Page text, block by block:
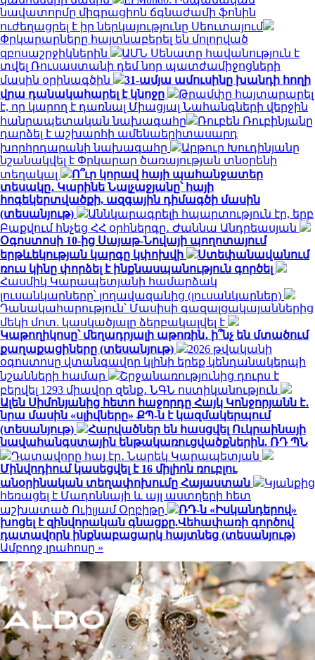
նավատորմը միգրացիոն ճգնաժամի ֆոնին
ուժեղացրել է իր ներկայությունը Սեուտայում
Փրկարարները հայտնաբերել են մոլորված
զբոսաշրջիկներին
ԱՄՆ Սենատը հավանություն է
տվել Ռուսաստանի դեմ նոր պատժամիջոցների
մասին օրինագծին
31-ամյա ամուսինը խանդի հողի
վրա դանակահարել է կնոջը
Թրամփը հայտարարել
է, որ կարող է դառնալ Միացյալ Նահանգների վերջին
հանրապետական ​​նախագահը
Ռուբեն Ռուբինյանը
դարձել է աշխարհի ամենաերիտասարդ
խորհրդարանի նախագահը
Արթուր Խուդինյանը
նշանակվել է Փրկարար ծառայության տնօրենի
տեղակալ
Ո՞ւր կորավ հայի պահանջատեր
տեսակը․ Կարինե Նալչաջյանը՝ հայի
հոգեկերտվածքի, ազգային դիմագծի մասին
(տեսանյութ)
Աննկարագրելի հպարտություն էր, երբ
Բաքվում հնչեց ՀՀ օրհներգը․ Ժաննա Անդրեասյան
Օգոստոսի 10-ից Սայաթ-Նովայի պողոտայում
երթևեկության կարգը կփոխվի
Ստեփանավանում
ռուս կինը փորձել է ինքնասպանություն գործել
Հասմիկ Կարապետյանի համարձակ
լուսանկարները՝ լողավազանից (լուսանկարներ)
Դանակահարություն՝ Մասիսի գազալցակայաններից
մեկի մոտ. կասկածյալը ձերբակալվել է
Կաթողիկոսը՝ մեղադրյալի աթոռին․ ի՞նչ են մտածում
քաղաքացիները (տեսանյութ)
2026 թվականի
օգոստոսը վտանգավոր կլինի երեք կենդանակերպի
նշանների համար
Շրջանառությունից դուրս է
բերվել 1293 միավոր զենք․ ՆԳՆ ոստիկանություն
Ալեն Սիմոնյանից հետո հաջորդը Հայկ Կոնջորյանն է․
նրա մասին «սլիվները» ՔՊ-ն է կազմակերպում
(տեսանյութ)
Հարվածներ են հասցվել Ուկրաինայի
նավահանգստային ենթակառուցվածքներին. ՌԴ ՊՆ
Դատավորը հայ էր․ Նարեկ Կարապետյան
Մինվոդիում կասեցվել է 16 միլիոն ռուբլու
անօրինական տեղափոխումը Հայաստան
Կյանքից
հեռացել է Մադոննայի և այլ աստղերի հետ
աշխատած Ուիլյամ Օրբիթը
ՌԴ-ն «Իսկանդերով»
խոցել է զինվորական գնացքը.Վեհափառի գործով
դատավորն ինքնաբացարկ հայտնեց (տեսանյութ)
Ամբողջ լրահոսը »